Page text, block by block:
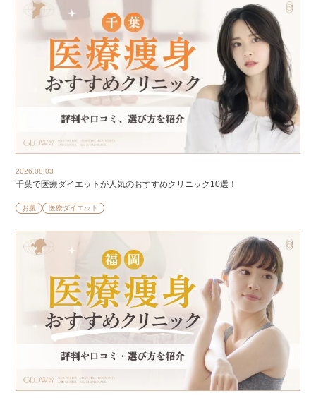
2026.08.03
千葉で医療ダイエットが人気のおすすめクリニック10選！
お腹 医療ダイエット